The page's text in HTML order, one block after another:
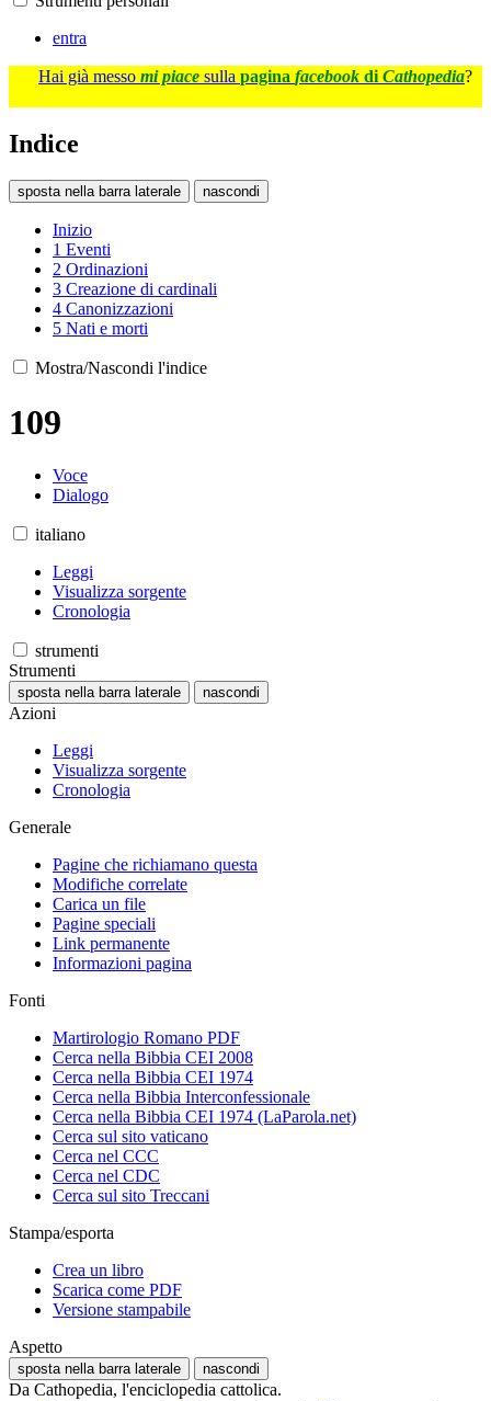
entra
Hai già messo mi piace sulla pagina facebook di Cathopedia?
Indice
sposta nella barra laterale nascondi
Inizio
1 Eventi
2 Ordinazioni
3 Creazione di cardinali
4 Canonizzazioni
5 Nati e morti
Mostra/Nascondi l'indice
109
Voce
Dialogo
italiano
Leggi
Visualizza sorgente
Cronologia
strumenti
Strumenti
sposta nella barra laterale nascondi
Azioni
Leggi
Visualizza sorgente
Cronologia
Generale
Pagine che richiamano questa
Modifiche correlate
Carica un file
Pagine speciali
Link permanente
Informazioni pagina
Fonti
Martirologio Romano PDF
Cerca nella Bibbia CEI 2008
Cerca nella Bibbia CEI 1974
Cerca nella Bibbia Interconfessionale
Cerca nella Bibbia CEI 1974 (LaParola.net)
Cerca sul sito vaticano
Cerca nel CCC
Cerca nel CDC
Cerca sul sito Treccani
Stampa/esporta
Crea un libro
Scarica come PDF
Versione stampabile
Aspetto
sposta nella barra laterale nascondi
Da Cathopedia, l'enciclopedia cattolica.